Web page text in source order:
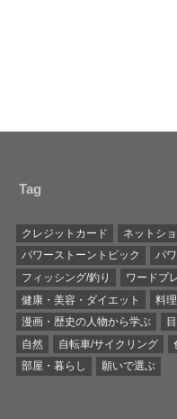
Tag
クレジットカード ネットシ
パワーストーントピック
パ
フィッシング/釣り
ワードプ
健康・美容・ダイエット
料理
漫画・歴史の人物から学ぶ
自然
自転車/サイクリング
部屋・暮らし
願いで選ぶ